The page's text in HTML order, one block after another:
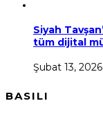
Siyah
tüm dijital
Şubat 13, 2026
BASILI